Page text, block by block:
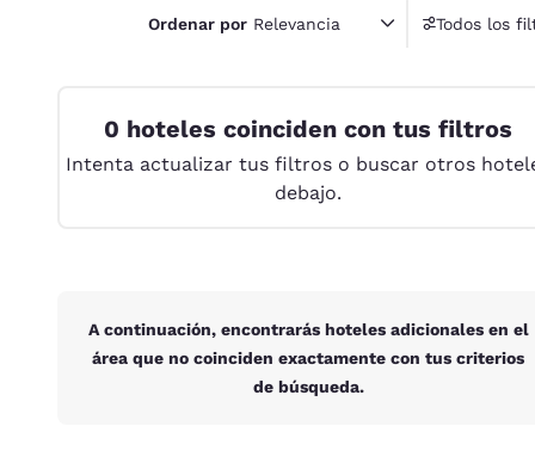
Français
English
Ordenar por Relevancia Todos los
4
0 hoteles coinciden con tus filtros
Intenta actualizar tus filtros o buscar otros
debajo.
A continuación, encontrarás hoteles adicionales en el
área que no coinciden exactamente con tus criterios
de búsqueda.